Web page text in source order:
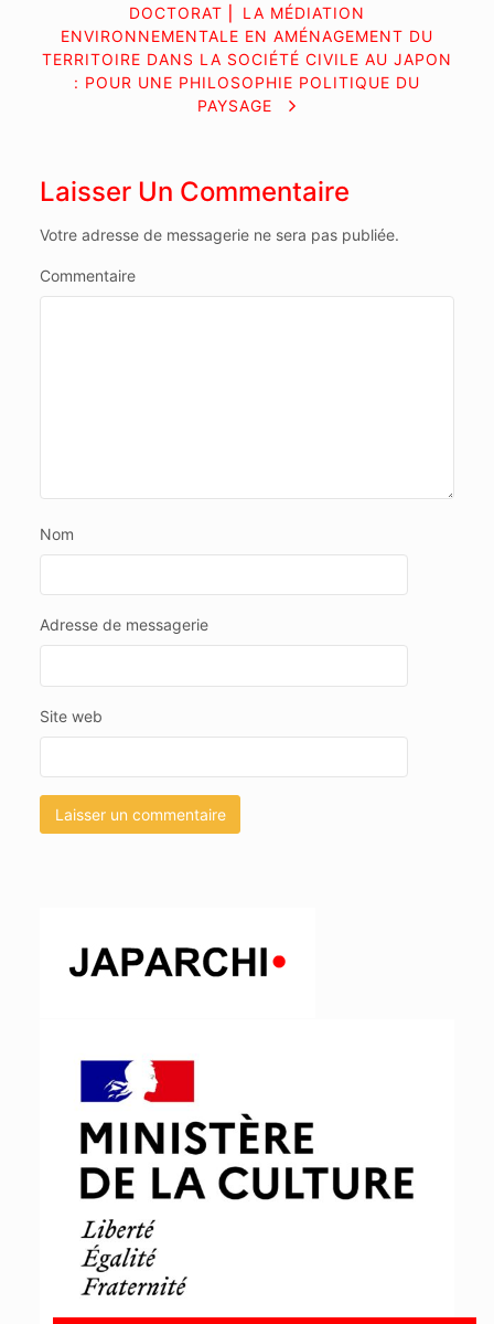
DOCTORAT ⎜ LA MÉDIATION
ENVIRONNEMENTALE EN AMÉNAGEMENT DU
TERRITOIRE DANS LA SOCIÉTÉ CIVILE AU JAPON
: POUR UNE PHILOSOPHIE POLITIQUE DU
PAYSAGE
Laisser Un Commentaire
Votre adresse de messagerie ne sera pas publiée.
Commentaire
Nom
Adresse de messagerie
Site web